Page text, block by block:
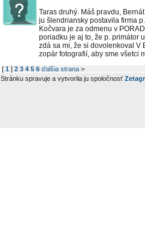
Taras druhý. Máš pravdu,
ju šlendriansky postavila firma
Kočvara je za odmenu v
poriadku je aj to, že p. primátor
zdá sa mi, že si dovolenkoval V
zopár fotografií, aby sme všetci
[ 1 ] 2 3 4 5 6 ďalšia strana >
Stránku spravuje a vytvorila ju spoločnosť